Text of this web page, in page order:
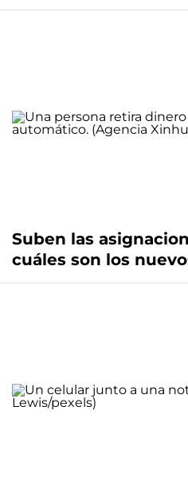
Suben las
cuáles son los